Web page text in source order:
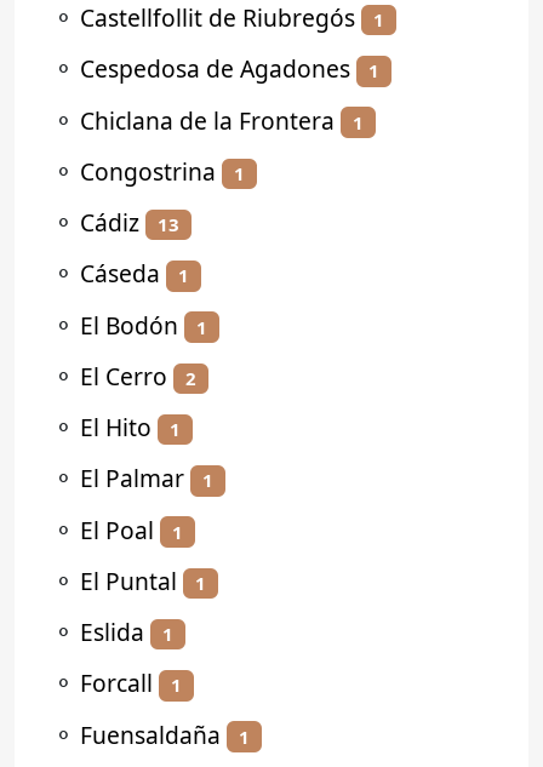
⚬ Castellfollit de Riubregós 1
⚬ Cespedosa de Agadones 1
⚬ Chiclana de la Frontera 1
⚬ Congostrina 1
⚬ Cádiz 13
⚬ Cáseda 1
⚬ El Bodón 1
⚬ El Cerro 2
⚬ El Hito 1
⚬ El Palmar 1
⚬ El Poal 1
⚬ El Puntal 1
⚬ Eslida 1
⚬ Forcall 1
⚬ Fuensaldaña 1